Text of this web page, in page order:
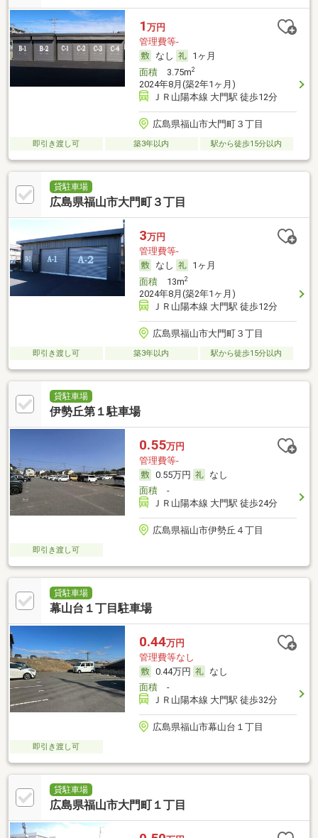
1 万円
管理費等-
なし
1ヶ月
面積3.75m2
2024年8月(築2年1ヶ月)
ＪＲ山陽本線 大門駅 徒歩12分
広島県福山市大門町３丁目
即引き渡し可 築3年以内 駅から徒歩15分以内
貸駐車場
広島県福山市大門町３丁目
3万円
管理費等-
なし
1ヶ月
面積13m2
2024年8月(築2年1ヶ月)
ＪＲ山陽本線 大門駅 徒歩12分
広島県福山市大門町３丁目
即引き渡し可 築3年以内 駅から徒歩15分以内
貸駐車場
伊勢丘第１駐車場
0.55万円
管理費等-
0.55万円
なし
面積-
ＪＲ山陽本線 大門駅 徒歩24分
広島県福山市伊勢丘４丁目
即引き渡し可
貸駐車場
幕山台１丁目駐車場
0.44万円
管理費等なし
0.44万円
なし
面積-
ＪＲ山陽本線 大門駅 徒歩32分
広島県福山市幕山台１丁目
即引き渡し可
貸駐車場
広島県福山市大門町１丁目